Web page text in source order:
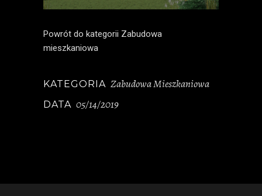
Powrót do kategorii Zabudowa
mieszkaniowa
KATEGORIA Zabudowa Mieszkaniowa
DATA 05/14/2019